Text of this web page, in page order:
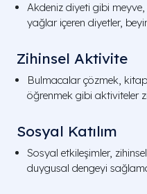
Akdeniz diyeti gibi meyve,
yağlar içeren diyetler,
Zihinsel Aktivite
Bulmacalar çözmek,
öğrenmek gibi aktiviteler
Sosyal Katılım
Sosyal etkileşimler,
duygusal dengeyi